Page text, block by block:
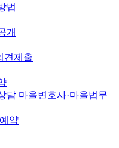
법
개
견제출
담 마을변호사·마을법무
약